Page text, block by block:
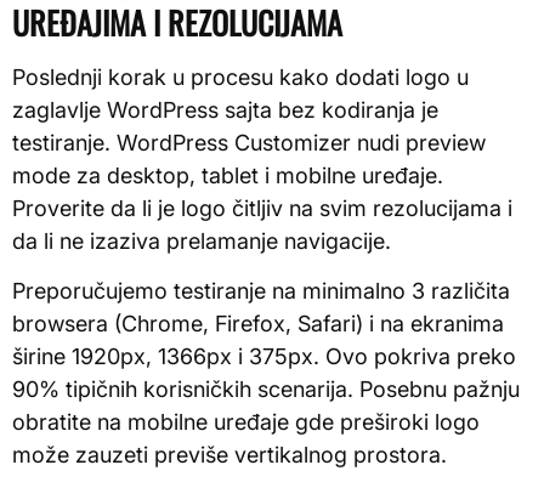
UREĐAJIMA I REZOLUCIJAMA
Poslednji korak u procesu kako dodati logo u
zaglavlje WordPress sajta bez kodiranja je
testiranje. WordPress Customizer nudi preview
mode za desktop, tablet i mobilne uređaje.
Proverite da li je logo čitljiv na svim rezolucijama i
da li ne izaziva prelamanje navigacije.
Preporučujemo testiranje na minimalno 3 različita
browsera (Chrome, Firefox, Safari) i na ekranima
širine 1920px, 1366px i 375px. Ovo pokriva preko
90% tipičnih korisničkih scenarija. Posebnu pažnju
obratite na mobilne uređaje gde preširoki logo
može zauzeti previše vertikalnog prostora.